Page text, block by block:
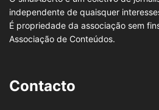
independente de quaisquer
É propriedade da associação sem
Associação de Conteúdos.
Contacto